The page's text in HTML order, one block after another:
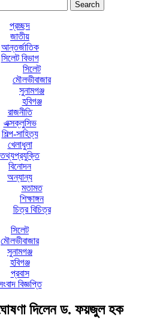
প্রচ্ছদ
জাতীয়
আন্তর্জাতিক
সিলেট বিভাগ
সিলেট
মৌলভীবাজার
সুনামগঞ্জ
হবিগঞ্জ
রাজনীতি
এক্সক্লুসিভ
শিল্প-সাহিত্য
খেলাধুলা
তথ্যপ্রযুক্তি
বিনোদন
অন্যান্য
মতামত
শিক্ষাঙ্গন
চিত্র বিচিত্র
সিলেট
মৌলভীবাজার
সুনামগঞ্জ
হবিগঞ্জ
প্রবাস
বিজ্ঞপ্তি
ঘোষণা দিলেন ড. ফয়জুল হক